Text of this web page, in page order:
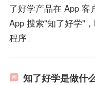
了好学产品在 App 客
App 搜索"知了好学"
程序」
知了好学是做什